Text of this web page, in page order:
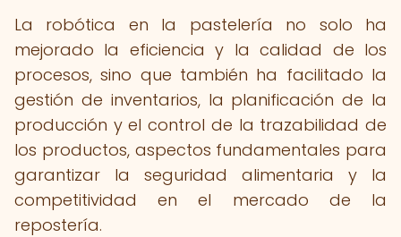
La robótica en la pastelería no solo ha
mejorado la eficiencia y la calidad de los
procesos, sino que también ha facilitado la
gestión de inventarios, la planificación de la
producción y el control de la trazabilidad de
los productos, aspectos fundamentales para
garantizar la seguridad alimentaria y la
competitividad en el mercado de la
repostería.